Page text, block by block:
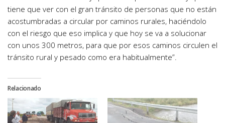
tiene que ver con el gran tránsito de personas que no están
acostumbradas a circular por caminos rurales, haciéndolo
con el riesgo que eso implica y que hoy se va a solucionar
con unos 300 metros, para que por esos caminos circulen el
tránsito rural y pesado como era habitualmente”.
Relacionado